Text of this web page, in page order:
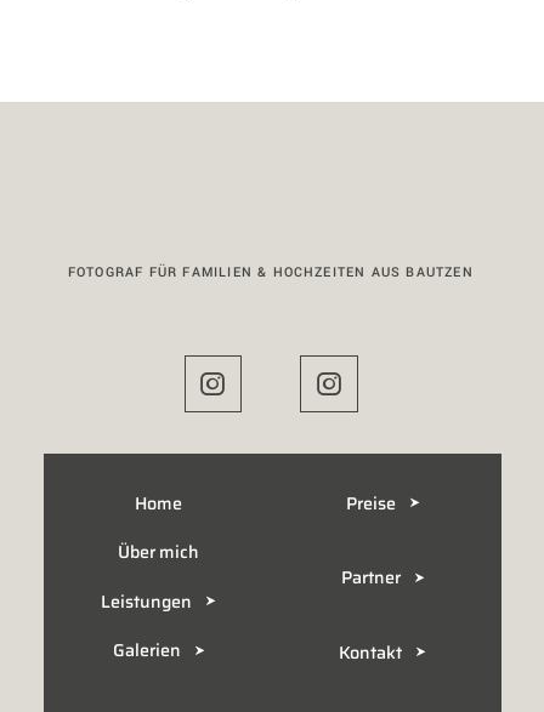
Home
Über mich
Leistungen
Galerien
FOTOGRAF FÜR FAMILIEN & HOCHZEITEN AUS BAUTZEN
Preise
Partner
Kontakt